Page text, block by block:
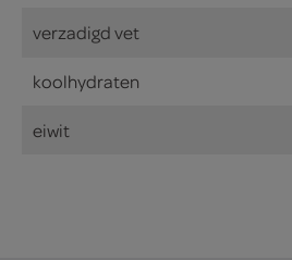
verzadigd vet
koolhydraten
eiwit